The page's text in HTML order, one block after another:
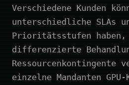
Verschiedene Kunden
unterschiedliche SLAs
Prioritätsstufen
differenzierte
Ressourcenkontingente
einzelne Mandanten